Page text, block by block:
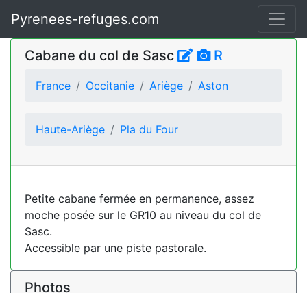
Pyrenees-refuges.com
Cabane du col de Sasc R
France Occitanie Ariège Aston
Haute-Ariège Pla du Four
Petite cabane fermée en permanence, assez
moche posée sur le GR10 au niveau du col de
Sasc.
Accessible par une piste pastorale.
Photos